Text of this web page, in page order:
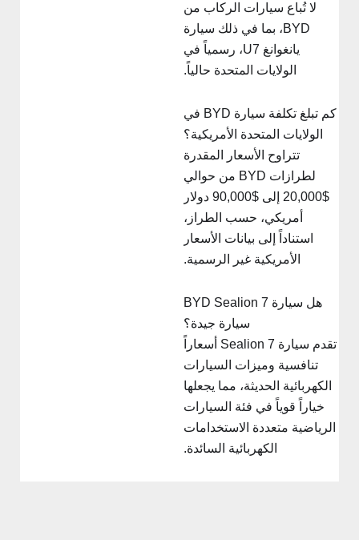
لا تُباع سيارات الركاب من
BYD، بما في ذلك سيارة
يانغوانغ U7، رسمياً في
الولايات المتحدة حالياً.
كم تبلغ تكلفة سيارة BYD في
الولايات المتحدة الأمريكية؟
تتراوح الأسعار المقدرة
لطرازات BYD من حوالي
$20,000 إلى $90,000 دولار
أمريكي، حسب الطراز،
استناداً إلى بيانات الأسعار
الأمريكية غير الرسمية.
هل سيارة BYD Sealion 7
سيارة جيدة؟
تقدم سيارة Sealion 7 أسعاراً
تنافسية وميزات السيارات
الكهربائية الحديثة، مما يجعلها
خياراً قوياً في فئة السيارات
الرياضية متعددة الاستخدامات
الكهربائية السائدة.